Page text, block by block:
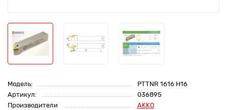
Модель:
PTTNR 1616 H16
Артикул:
036895
Производители
AKKO